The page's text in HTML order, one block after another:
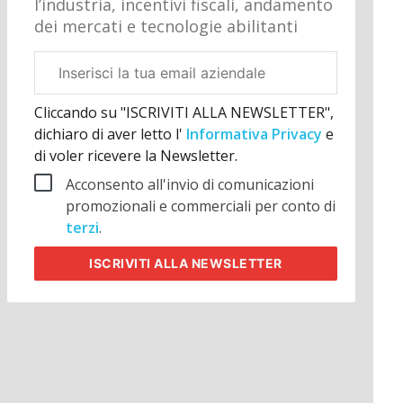
l’industria, incentivi fiscali, andamento
dei mercati e tecnologie abilitanti
aziendale
Cliccando su "ISCRIVITI ALLA NEWSLETTER",
dichiaro di aver letto l' Informativa Privacye
di voler ricevere la Newsletter.
Acconsento all'invio di comunicazioni
promozionali e commerciali per conto di
terzi.
ISCRIVITIALLA NEWSLETTER